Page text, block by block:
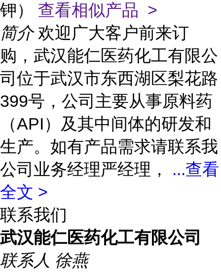
钾） 查看相似产品 >
简介 欢迎广大客户前来订
购，武汉能仁医药化工有限公
司位于武汉市东西湖区梨花路
399号，公司主要从事原料药
（API）及其中间体的研发和
生产。如有产品需求请联系我
公司业务经理严经理， ...查看
全文 >
联系我们
武汉能仁医药化工有限公司
联系人 徐燕